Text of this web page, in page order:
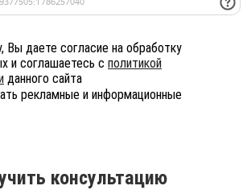
Вы даете согласие на обработку
и соглашаетесь с политикой
данного сайта
рекламные и информационные
консультацию